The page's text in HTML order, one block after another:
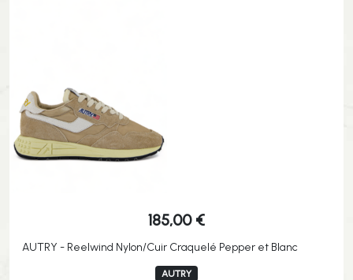
185,00 €
AUTRY - Reelwind Nylon/Cuir Craquelé Pepper et Blanc
AUTRY